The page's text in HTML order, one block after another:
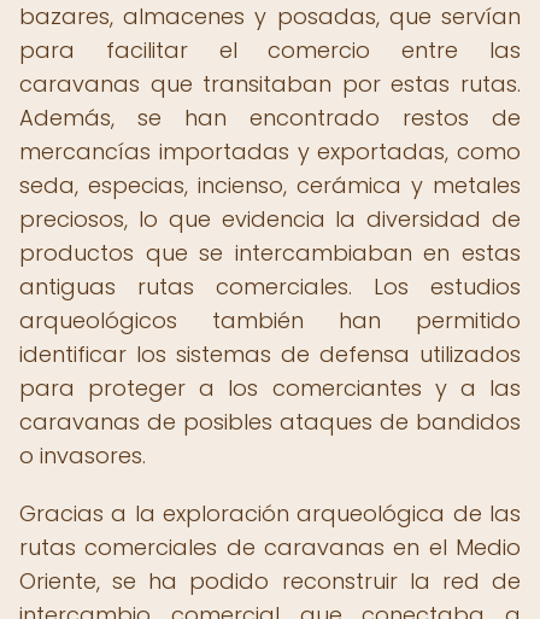
bazares, almacenes y posadas, que servían
para facilitar el comercio entre las
caravanas que transitaban por estas rutas.
Además, se han encontrado restos de
mercancías importadas y exportadas, como
seda, especias, incienso, cerámica y metales
preciosos, lo que evidencia la diversidad de
productos que se intercambiaban en estas
antiguas rutas comerciales. Los estudios
arqueológicos también han permitido
identificar los sistemas de defensa utilizados
para proteger a los comerciantes y a las
caravanas de posibles ataques de bandidos
o invasores.
Gracias a la exploración arqueológica de las
rutas comerciales de caravanas en el Medio
Oriente, se ha podido reconstruir la red de